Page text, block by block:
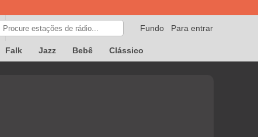
Para entrar
Fundo
Falk Jazz Bebê Clássico